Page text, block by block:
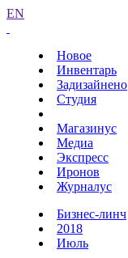
EN
Новое
Инвентарь
Задизайнено
Студия
Магазинус
Медиа
Экспресс
Иронов
Журналус
Бизнес-линч
2018
Июль